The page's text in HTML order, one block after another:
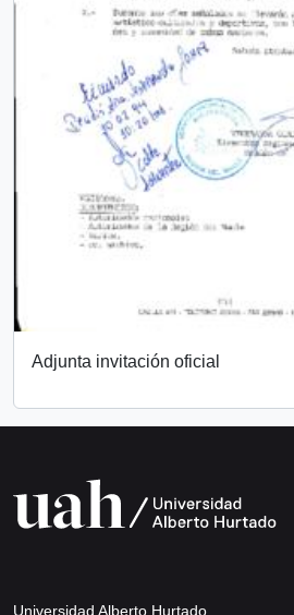
Adjunta invitación oficial
Universidad Alberto Hurtado